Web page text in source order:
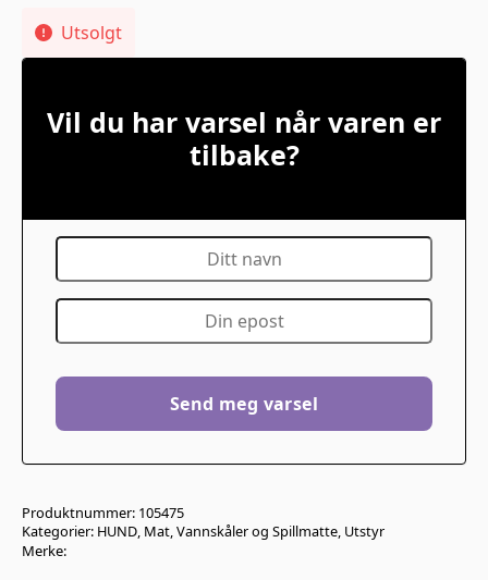
Utsolgt
Vil du har varsel når varen er
tilbake?
Produktnummer: 105475
Kategorier: HUND Mat, Vannskåler og Spillmatte Utstyr
Merke: